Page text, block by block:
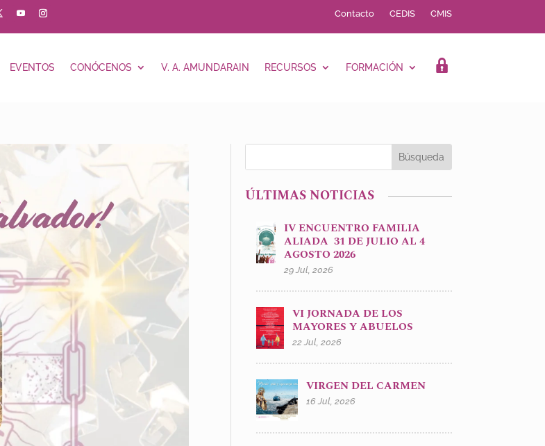
Contacto CEDIS CMIS
EVENTOS CONÓCENOS V. A. AMUNDARAIN RECURSOS FORMACIÓN LOGIN
ÚLTIMAS NOTICIAS
IV ENCUENTRO FAMILIA
ALIADA 31 DE JULIO AL 4
AGOSTO 2026
29 Jul, 2026
VI JORNADA DE LOS
MAYORES Y ABUELOS
22 Jul, 2026
VIRGEN DEL CARMEN
16 Jul, 2026